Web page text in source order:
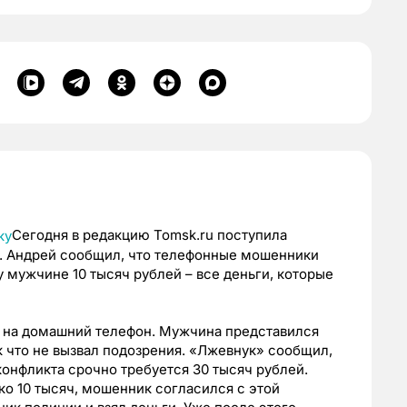
Сегодня в редакцию Tomsk.ru поступила
Андрей сообщил, что телефонные мошенники
мужчине 10 тысяч рублей – все деньги, которые
домашний телефон. Мужчина представился
не вызвал подозрения. «Лжевнук» сообщил,
срочно требуется 30 тысяч рублей.
10 тысяч, мошенник согласился с этой